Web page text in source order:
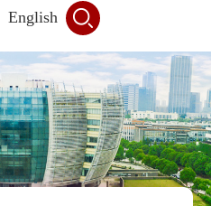
English